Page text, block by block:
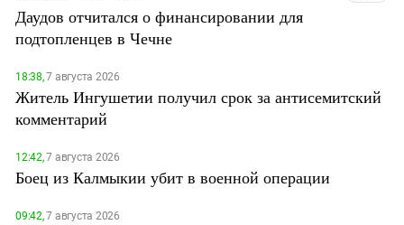
Даудов отчитался о финансировании для
подтопленцев в Чечне
18:38,7 августа 2026
Житель Ингушетии получил срок за антисемитский
комментарий
12:42,7 августа 2026
Боец из Калмыкии убит в военной операции
09:42,7 августа 2026